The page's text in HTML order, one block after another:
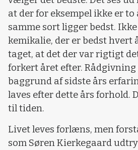
at der for eksempel ikke er
samme sort ligger bedst.
kemikalie, der er bedst hvert
taget, at det der var rigtigt
forkert året efter. Rådgivning
baggrund af sidste års
laves efter dette års forhold.
til tiden.
Livet leves forlæns, men
som Søren Kierkegaard